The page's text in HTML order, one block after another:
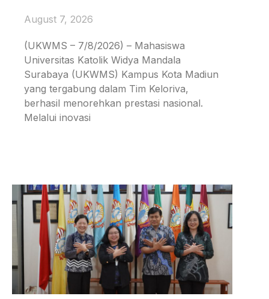
August 7, 2026
(UKWMS – 7/8/2026) – Mahasiswa
Universitas Katolik Widya Mandala
Surabaya (UKWMS) Kampus Kota Madiun
yang tergabung dalam Tim Keloriva,
berhasil menorehkan prestasi nasional.
Melalui inovasi